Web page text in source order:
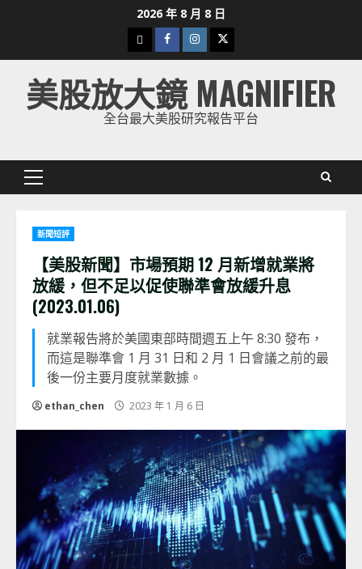
2026 年 8 月 8 日
下
載
美
股
Facebook
Instagram
Twitter
美股放大鏡 MAGNIFIER
全台最大美股研究報告平台
Primary
新聞短評
【美股新聞】市場預期 12 月新增就業將
放緩，但不足以促使聯準會放緩升息
(2023.01.06)
就業報告將於美國東部時間週五上午 8:30 發布，
而這是聯準會 1 月 31 日和 2 月 1 日會議之前的最
後一份主要月度就業數據。
ethan_chen 2023 年 1 月 6 日